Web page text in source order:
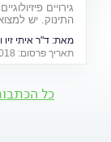
גירויים
התינוק. יש
"בטטת כורסה".
מאת: ד"ר איתי זיו
תאריך פרסום: 08/08/2018
כל